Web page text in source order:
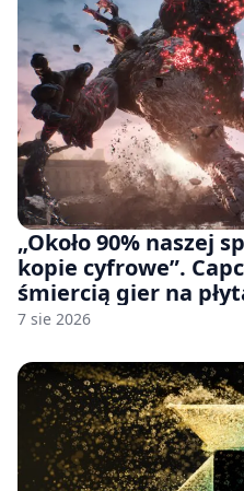
„Około 90% naszej
kopie cyfrowe”.
śmiercią gier na
7 sie 2026